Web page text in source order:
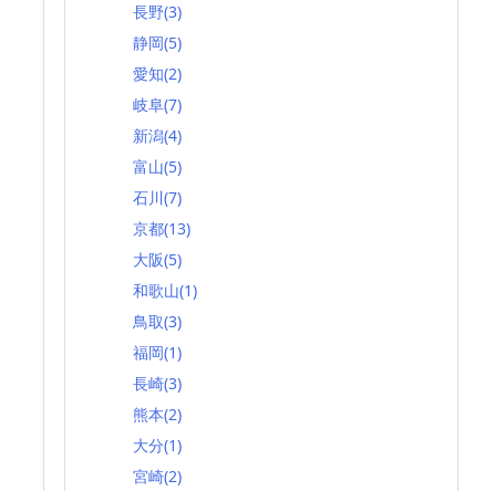
長野(3)
静岡(5)
愛知(2)
岐阜(7)
新潟(4)
富山(5)
石川(7)
京都(13)
大阪(5)
和歌山(1)
鳥取(3)
福岡(1)
長崎(3)
熊本(2)
大分(1)
宮崎(2)